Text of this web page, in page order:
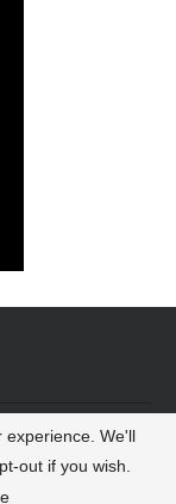
experience. We'll
out if you wish.